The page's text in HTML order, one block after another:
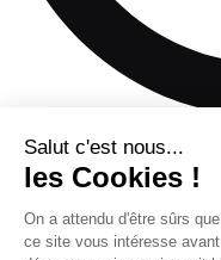
Ce produit n'est pas
avez sélectionnée.